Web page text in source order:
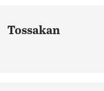
Tossakan